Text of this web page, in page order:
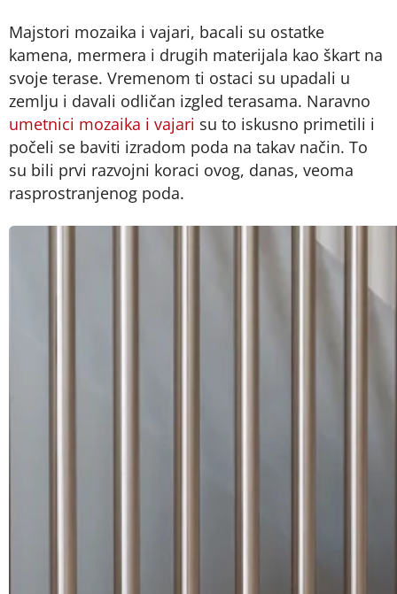
Majstori mozaika i vajari, bacali su ostatke
kamena, mermera i drugih materijala kao škart na
svoje terase. Vremenom ti ostaci su upadali u
zemlju i davali odličan izgled terasama. Naravno
umetnici mozaika i vajari su to iskusno primetili i
počeli se baviti izradom poda na takav način. To
su bili prvi razvojni koraci ovog, danas, veoma
rasprostranjenog poda.